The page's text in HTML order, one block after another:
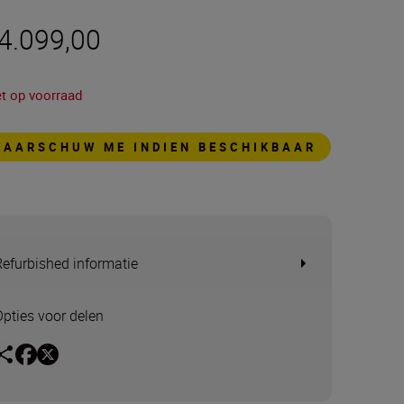
op voorraad
ME INDIEN BESCHIKBAAR
informatie
voor delen